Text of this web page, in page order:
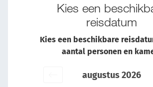
Kies een
reisdatum
Kies een beschikbare
aantal personen en
augustus 2026